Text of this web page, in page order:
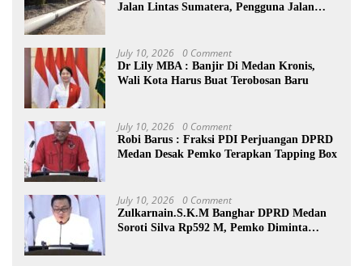
Jalan Lintas Sumatera, Pengguna Jalan
July 10, 2026 0 Comment
Dr Lily MBA : Banjir Di Medan Kronis,
Wali Kota Harus Buat Terobosan Baru
July 10, 2026 0 Comment
Robi Barus : Fraksi PDI Perjuangan DPRD
Medan Desak Pemko Terapkan Tapping Box
July 10, 2026 0 Comment
Zulkarnain.S.K.M Banghar DPRD Medan
Soroti Silva Rp592 M, Pemko Diminta